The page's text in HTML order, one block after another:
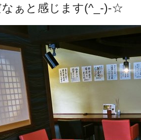
ぁと感じます(^_-)-☆